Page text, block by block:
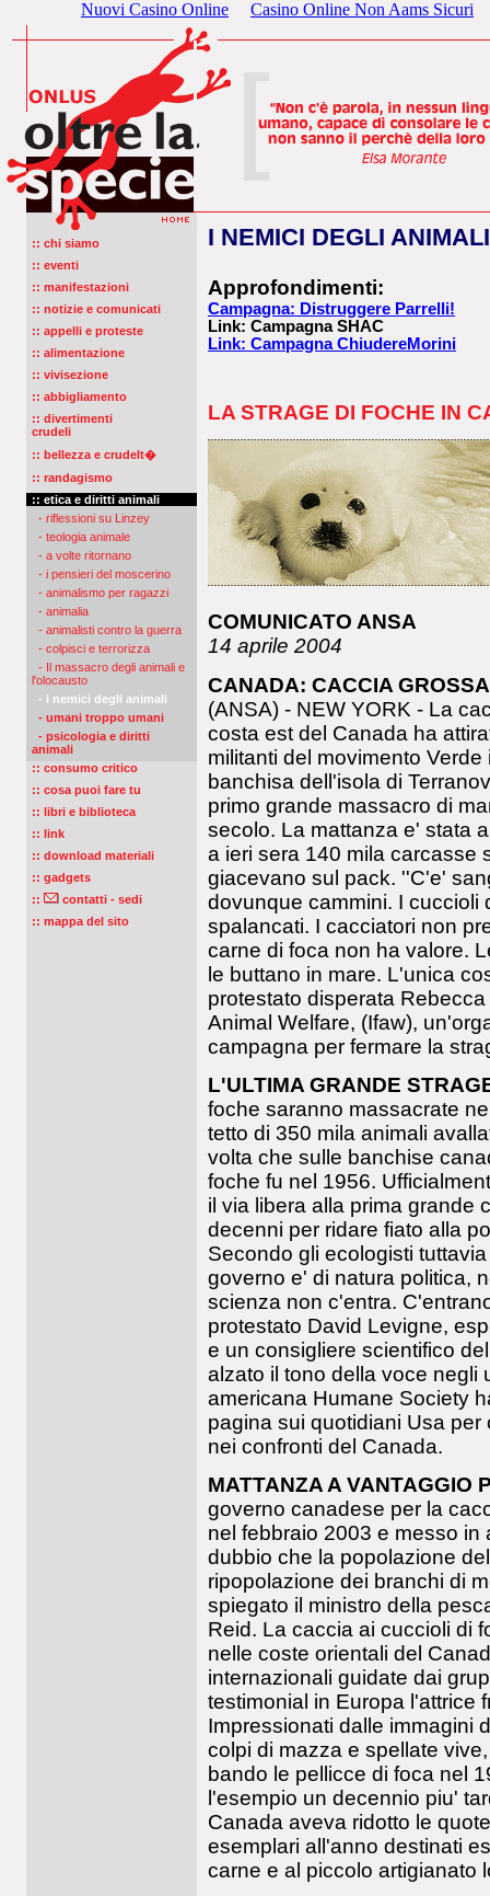
Nuovi Casino Online Casino Online Non Aams Sicuri
:: chi siamo
:: eventi
:: manifestazioni
:: notizie e comunicati
:: appelli e proteste
:: alimentazione
:: vivisezione
:: abbigliamento
:: divertimenti
crudeli
:: bellezza e crudelt�
:: randagismo
:: etica e diritti animali
- riflessioni su Linzey
- teologia animale
- a volte ritornano
- i pensieri del moscerino
- animalismo per ragazzi
- animalia
- animalisti contro la guerra
- colpisci e terrorizza
- Il massacro degli animali e
l'olocausto
- i nemici degli animali
- umani troppo umani
- psicologia e diritti
animali
:: consumo critico
:: cosa puoi fare tu
:: libri e biblioteca
:: link
:: download materiali
:: gadgets
::
contatti - sedi
:: mappa del sito
I NEMICI DEGLI ANIMALI
Approfondimenti:
Campagna: Distruggere Parrelli!
Link: Campagna SHAC
Link: Campagna ChiudereMorini
LA STRAGE DI FOCHE IN
COMUNICATO ANSA
14 aprile 2004
CANADA: CACCIA
(ANSA) - NEW YORK - La
costa est del Canada ha
militanti del movimento
banchisa dell'isola di
primo grande massacro di
secolo. La mattanza e' stata
a ieri sera 140 mila carcasse
giacevano sul pack. ''C'e'
dovunque cammini. I cuccioli
spalancati. I cacciatori non
carne di foca non ha valore.
le buttano in mare. L'unica
protestato disperata
Animal Welfare, (Ifaw),
campagna per fermare la
L'ULTIMA GRANDE
foche saranno massacrate
tetto di 350 mila animali
volta che sulle banchise
foche fu nel 1956.
il via libera alla prima grande
decenni per ridare fiato alla
Secondo gli ecologisti
governo e' di natura politica,
scienza non c'entra.
protestato David Levigne,
e un consigliere scientifico
alzato il tono della voce negli
americana Humane Society
pagina sui quotidiani Usa
nei confronti del Canada.
MATTANZA A VANTAGGIO
governo canadese per la
nel febbraio 2003 e messo
dubbio che la popolazione
ripopolazione dei branchi di
spiegato il ministro della
Reid. La caccia ai cuccioli di
nelle coste orientali del
internazionali guidate dai
testimonial in Europa l'attrice
Impressionati dalle immagini
colpi di mazza e spellate
bando le pellicce di foca nel
l'esempio un decennio piu'
Canada aveva ridotto le
esemplari all'anno destinati
carne e al piccolo artigianato